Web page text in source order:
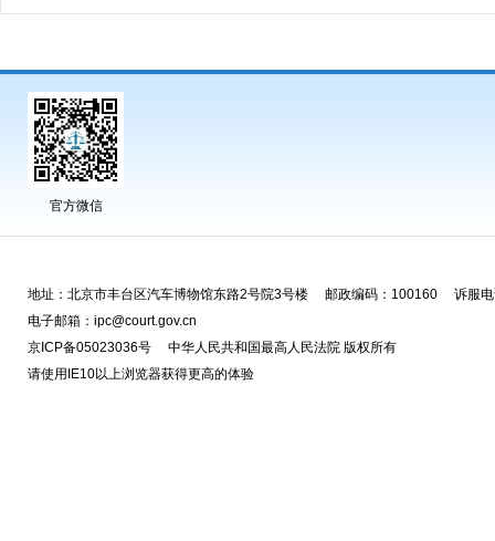
官方微信
地址：北京市丰台区汽车博物馆东路2号院3号楼 邮政编码：100160 诉服
电子邮箱：ipc@court.gov.cn
京ICP备05023036号 中华人民共和国最高人民法院 版权所有
请使用IE10以上浏览器获得更高的体验